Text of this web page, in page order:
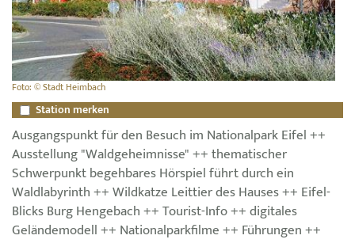
Foto: © Stadt Heimbach
Station merken
Ausgangspunkt für den Besuch im Nationalpark Eifel ++
Ausstellung "Waldgeheimnisse" ++ thematischer
Schwerpunkt begehbares Hörspiel führt durch ein
Waldlabyrinth ++ Wildkatze Leittier des Hauses ++ Eifel-
Blicks Burg Hengebach ++ Tourist-Info ++ digitales
Geländemodell ++ Nationalparkfilme ++ Führungen ++